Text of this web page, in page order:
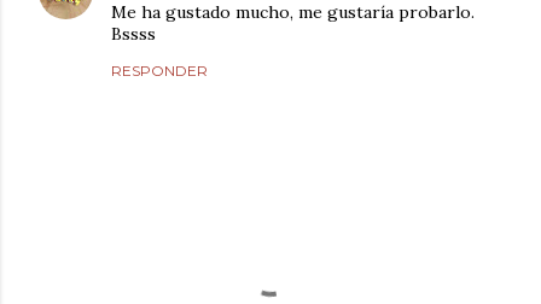
Me ha gustado mucho, me gustaría probarlo.
Bssss
RESPONDER